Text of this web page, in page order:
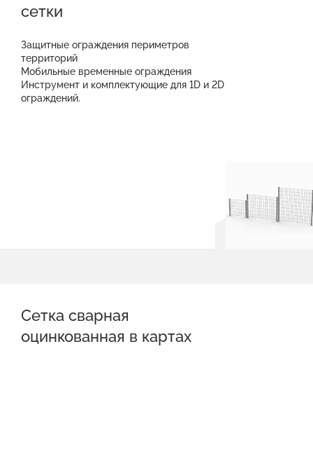
сетки
Защитные ограждения периметров
территорий
Мобильные временные ограждения
Инструмент и комплектующие для 1D и 2D
ограждений.
Сетка сварная
оцинкованная в картах